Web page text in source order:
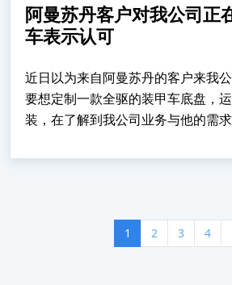
阿曼苏丹客户对我公司正
车表示认可
近日以为来自阿曼苏丹的客户来我
要想定制一款全驱的装甲车底盘，
装，在了解到我公司业务与他的需
到生产现场后，看到我公司开发的
1 2 3 4